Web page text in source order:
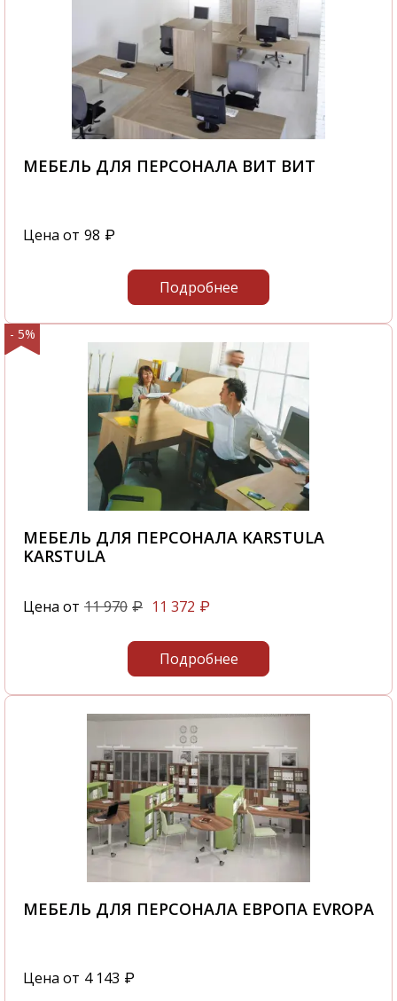
МЕБЕЛЬ ДЛЯ ПЕРСОНАЛА ВИТ ВИТ
Цена от 98 ₽
Подробнее
- 5%
МЕБЕЛЬ ДЛЯ ПЕРСОНАЛА KARSTULA
KARSTULA
Цена от 11 970 ₽ 11 372 ₽
Подробнее
МЕБЕЛЬ ДЛЯ ПЕРСОНАЛА ЕВРОПА EVROPA
Цена от 4 143 ₽